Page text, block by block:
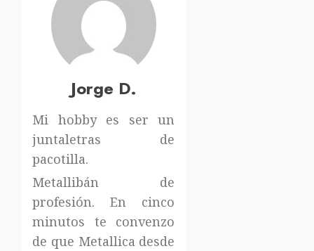
Jorge D.
Mi hobby es ser un
juntaletras de
pacotilla.
Metallibán de
profesión. En cinco
minutos te convenzo
de que Metallica desde